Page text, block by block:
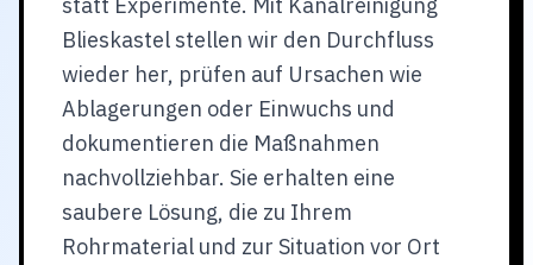
Blieskastel stellen wir den Durchfluss
wieder her, prüfen auf Ursachen wie
Ablagerungen oder Einwuchs und
dokumentieren die Maßnahmen
nachvollziehbar. Sie erhalten eine
saubere Lösung, die zu Ihrem
Rohrmaterial und zur Situation vor Ort